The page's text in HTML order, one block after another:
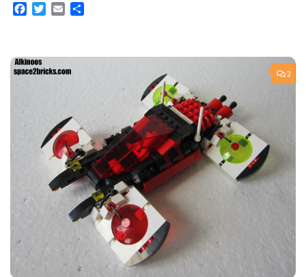
Facebook
Twitter
Email
2